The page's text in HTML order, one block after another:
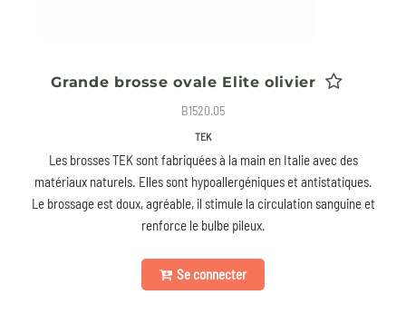
Grande brosse ovale Elite olivier
B1520.05
TEK
Les brosses TEK sont fabriquées à la main en Italie avec des
matériaux naturels. Elles sont hypoallergéniques et antistatiques.
Le brossage est doux, agréable, il stimule la circulation sanguine et
renforce le bulbe pileux.
Se connecter